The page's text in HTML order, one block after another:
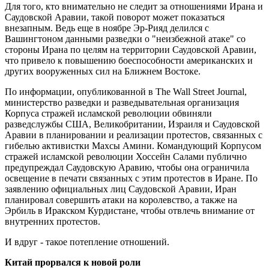
Для того, кто внимательно не следит за отношениями Ирана и
Саудовской Аравии, такой поворот может показаться
внезапным. Ведь еще в ноябре Эр-Рияд делился с
Вашингтоном данными разведки о "неизбежной атаке" со
стороны Ирана по целям на территории Саудовской Аравии,
что привело к повышению боеспособности американских и
других вооруженных сил на Ближнем Востоке.
По информации, опубликованной в The Wall Street Journal,
министерство разведки и разведывательная организация
Корпуса стражей исламской революции обвиняли
разведслужбы США, Великобритании, Израиля и Саудовской
Аравии в планировании и реализации протестов, связанных с
гибелью активистки Махсы Амини. Командующий Корпусом
стражей исламской революции Хоссейн Салами публично
предупреждал Саудовскую Аравию, чтобы она ограничила
освещение в печати связанных с этим протестов в Иране. По
заявлению официальных лиц Саудовской Аравии, Иран
планировал совершить атаки на королевство, а также на
Эрбиль в Иракском Курдистане, чтобы отвлечь внимание от
внутренних протестов.
И вдруг - такое потепление отношений.
Китай прорвался к новой роли